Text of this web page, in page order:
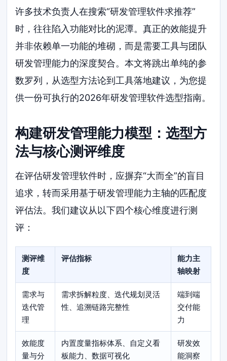
许多技术负责人在搜索“研发管理软件求推荐”
时，往往陷入功能对比的泥潭。真正的效能提升
并非依赖单一功能的堆砌，而是需要工具与团队
研发管理能力的深度契合。本文将跳出单纯的参
数罗列，从选型方法论到工具落地建议，为您提
供一份可执行的2026年研发管理软件选型指南。
构建研发管理能力模型：选型方
法与核心测评维度
在评估研发管理软件时，应摒弃“大而全”的盲目
追求，转而采用基于研发管理能力主轴的匹配度
评估法。我们建议从以下四个核心维度进行测
评：
测评维
度
评估指标
能力主
轴映射
需求与
迭代管
理
需求拆解粒度、迭代规划灵活
性、追溯链路完整性
端到端
交付能
力
效能度
量与分
内置度量指标体系、自定义看
板能力、数据可视化
研发效
能洞察